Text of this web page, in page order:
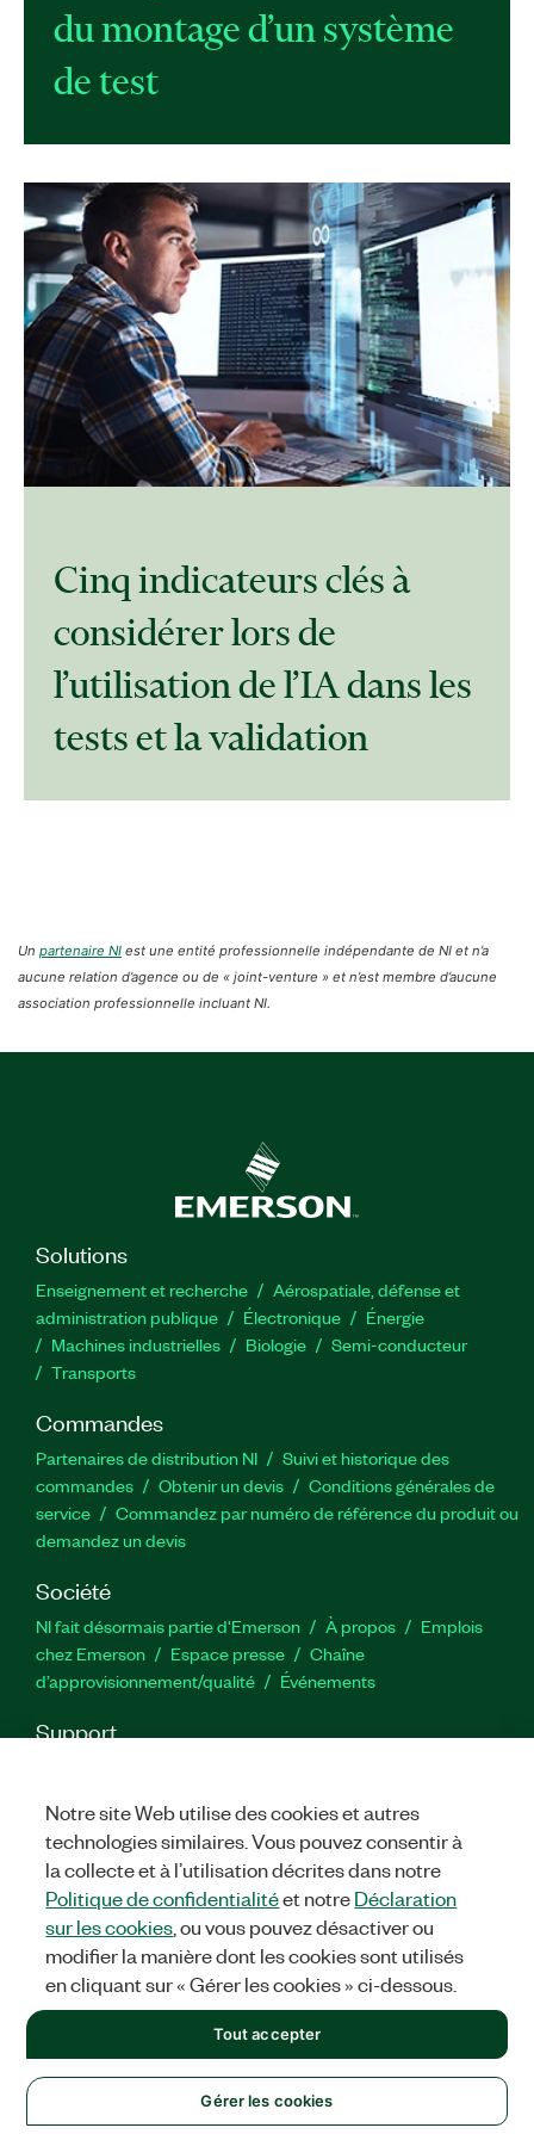
du montage d’un système
de test
Cinq indicateurs clés à
considérer lors de
l’utilisation de l’IA dans les
tests et la validation
Un partenaire NI est une entité professionnelle indépendante de NI et n’a
aucune relation d’agence ou de « joint-venture » et n’est membre d’aucune
association professionnelle incluant NI.
Solutions
Enseignement et recherche
Aérospatiale, défense et
administration publique
Électronique
Énergie​
Machines industrielles
Biologie
Semi-conducteur
Transports
Commandes
Partenaires de distribution NI
Suivi et historique des
commandes
Obtenir un devis
Conditions générales de
service
Commandez par numéro de référence du produit ou
demandez un devis
Société
NI fait désormais partie d'Emerson À propos
Emplois
chez Emerson
Espace presse
Chaîne
d’approvisionnement/qualité
Événements
Support
service
Commentaires sur le site
TwitterYouTube
©2026NATIONAL INSTRUMENTS CORP. TOUS DROITS RÉSERVÉS.
Notre site Web utilise des cookies et autres
technologies similaires. Vous pouvez consentir à
la collecte et à l’utilisation décrites dans notre
Politique de confidentialitéet notreDéclaration
sur les cookies , ou vous pouvez désactiver ou
modifier la manière dont les cookies sont utilisés
en cliquant sur « Gérer les cookies » ci-dessous.
Gérer les cookies
Tout accepter